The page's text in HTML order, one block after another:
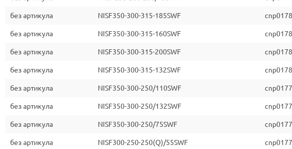
без артикула NISF350-300-315-185SWF
без артикула NISF350-300-315-160SWF
без артикула NISF350-300-315-200SWF
без артикула NISF350-300-315-132SWF
без артикула NISF350-300-250/110SWF
без артикула NISF350-300-250/132SWF
без артикула NISF350-300-250/75SWF
без артикула NISF300-250-250(Q)/55SWF